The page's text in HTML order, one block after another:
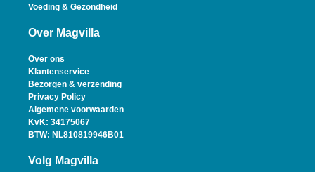
Voeding & Gezondheid
Over Magvilla
Over ons
Klantenservice
Bezorgen & verzending
Privacy Policy
Algemene voorwaarden
KvK: 34175067
BTW: NL810819946B01
Volg Magvilla